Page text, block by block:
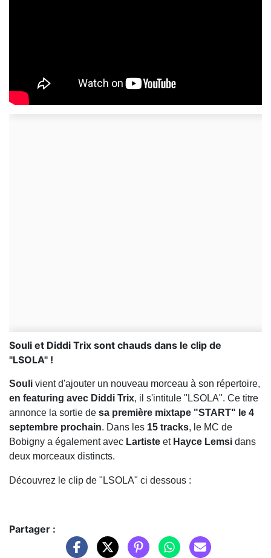
Souli et Diddi Trix sont chauds dans le clip de
"LSOLA" !
Souli vient d'ajouter un nouveau morceau à son répertoire,
en featuring avec Diddi Trix, il s'intitule "LSOLA". Ce titre
annonce la sortie de sa première mixtape "START" le 4
septembre prochain. Dans les 15 tracks, le MC de
Bobigny a également avec Lartiste et Hayce Lemsi dans
deux morceaux distincts.
Découvrez le clip de "LSOLA" ci dessous :
Partager :